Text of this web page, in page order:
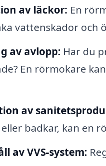
av läckor: En
vattenskador och
av avlopp: Har du
En rörmokare
av
badkar, kan en
av VVS-system: